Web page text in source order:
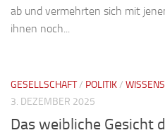
ab und vermehrten sich mit
ihnen noch...
GESELLSCHAFT/ POLITIK/
3. DEZEMBER 2025
Das weibliche Gesicht